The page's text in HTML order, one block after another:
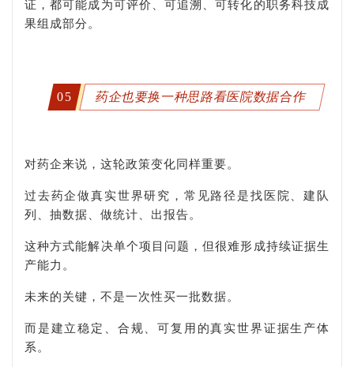
证，都可能成为可评价、可追溯、可转化的职务科技成
果组成部分。
05 药企也要换一种思路看医院数据合作
对药企来说，这轮政策变化同样重要。
过去药企做真实世界研究，常见路径是找医院、建队
列、抽数据、做统计、出报告。
这种方式能解决单个项目问题，但很难形成持续证据生
产能力。
未来的关键，不是一次性买一批数据。
而是建立稳定、合规、可复用的真实世界证据生产体
系。